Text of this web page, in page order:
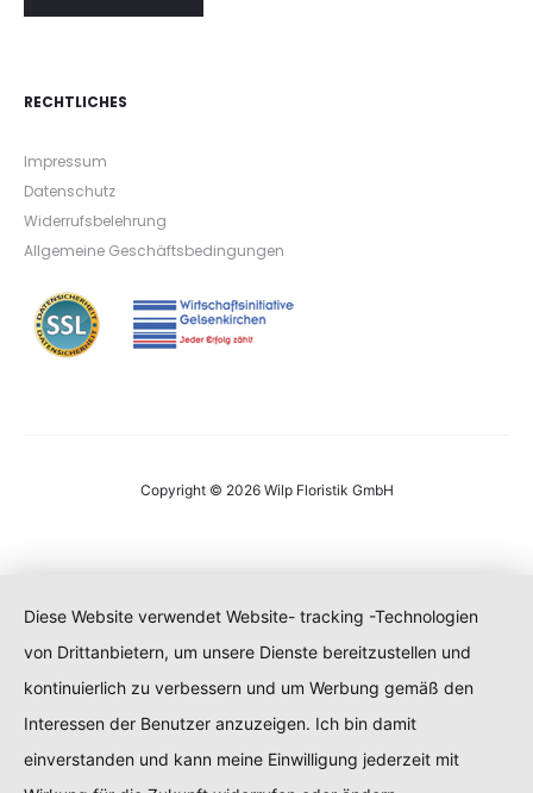
RECHTLICHES
Impressum
Datenschutz
Widerrufsbelehrung
Allgemeine Geschäftsbedingungen
Copyright © 2026 Wilp Floristik GmbH
Diese Website verwendet Website- tracking -Technologien
von Drittanbietern, um unsere Dienste bereitzustellen und
kontinuierlich zu verbessern und um Werbung gemäß den
Interessen der Benutzer anzuzeigen. Ich bin damit
einverstanden und kann meine Einwilligung jederzeit mit